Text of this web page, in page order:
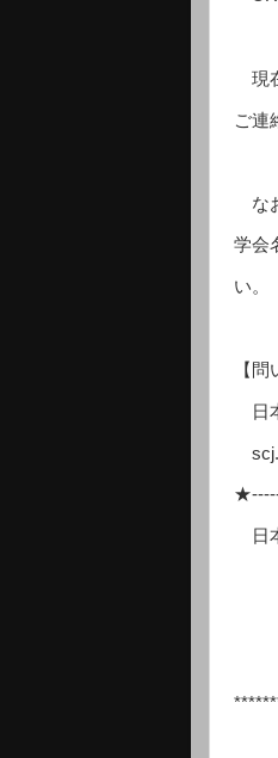
現
ご連
な
学会
い。
【問
日
日
ア
日
学